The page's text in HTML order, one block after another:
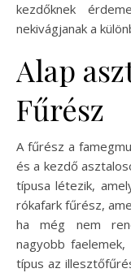
kezdőknek
nekivágjanak a
Alap
Fűrész
A fűrész a
és a kezdő
típusa létezik,
rókafark fűrész,
ha még nem
nagyobb
típus az